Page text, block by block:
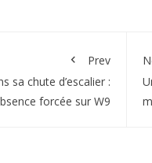
Prev
sa chute d’escalier :
forcée sur W9